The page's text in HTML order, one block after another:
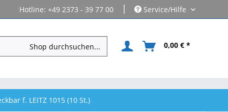
Hotline: +49 2373 - 39 77 00 | Service/Hilfe
0,00 € *
f. LEITZ 1015 (10 St.)